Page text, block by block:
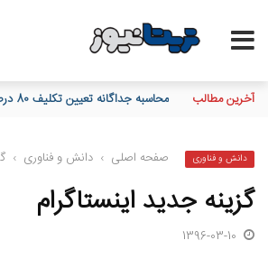
آخرین مطالب پیام مدیرعامل بانک توسعه تعاون به مناسبت 15 مرداد،
دانش و فناوری صفحه اصلی › دانش و فناوری ›
گزینه جدید اینستاگرام
1396-03-10